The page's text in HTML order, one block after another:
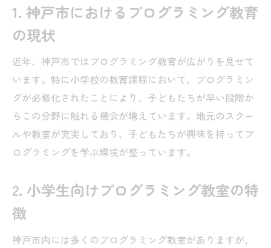
1. 神戸市におけるプログラミング教育
の現状
近年、神戸市ではプログラミング教育が広がりを見せて
います。特に小学校の教育課程において、プログラミン
グが必修化されたことにより、子どもたちが早い段階か
らこの分野に触れる機会が増えています。地元のスクー
ルや教室が充実しており、子どもたちが興味を持ってプ
ログラミングを学ぶ環境が整っています。
2. 小学生向けプログラミング教室の特
徴
神戸市内には多くのプログラミング教室がありますが、